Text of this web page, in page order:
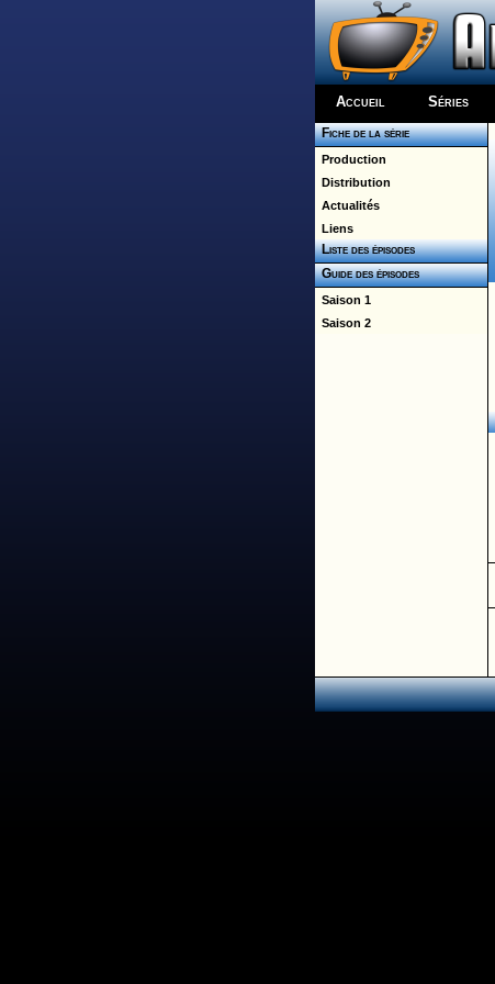
Accueil Séries
Fiche de la série
Production
Distribution
Actualités
Liens
Liste des épisodes
Guide des épisodes
Saison 1
Saison 2